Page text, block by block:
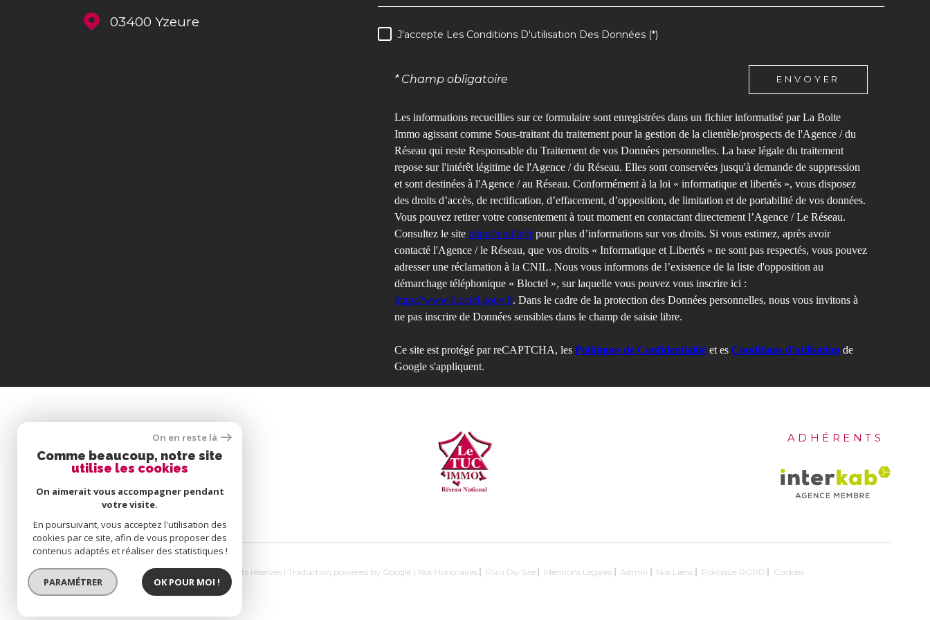
03400 Yzeure
RÈGLEMENTATION
J'accepte Les Conditions D'utilisation Des Données (*)
* Champ obligatoire ENVOYER
Les informations recueillies sur ce formulaire sont enregistrées dans un fichier informatisé par La Boite
Immo agissant comme Sous-traitant du traitement pour la gestion de la clientèle/prospects de l'Agence / du
Réseau qui reste Responsable du Traitement de vos Données personnelles. La base légale du traitement
repose sur l'intérêt légitime de l'Agence / du Réseau. Elles sont conservées jusqu'à demande de suppression
et sont destinées à l'Agence / au Réseau. Conformément à la loi « informatique et libertés », vous disposez
des droits d’accès, de rectification, d’effacement, d’opposition, de limitation et de portabilité de vos données.
Vous pouvez retirer votre consentement à tout moment en contactant directement l’Agence / Le Réseau.
Consultez le site https://cnil.fr/frpour plus d’informations sur vos droits. Si vous estimez, après avoir
contacté l'Agence / le Réseau, que vos droits « Informatique et Libertés » ne sont pas respectés, vous pouvez
adresser une réclamation à la CNIL. Nous vous informons de l’existence de la liste d'opposition au
démarchage téléphonique « Bloctel », sur laquelle vous pouvez vous inscrire ici :
https://www.bloctel.gouv.fr. Dans le cadre de la protection des Données personnelles, nous vous invitons à
ne pas inscrire de Données sensibles dans le champ de saisie libre.
Ce site est protégé par reCAPTCHA, les Politiques de Confidentialité et es Conditions d'utilisation de
Google s'appliquent.
SE CONNECTER
ESPACE PROPRIÉTAIRE
ADHÉRENTS
© 2026 | Tous droits réservés | Traduction powered by Google | Nos Honoraires Plan Du Site Mentions Légales Admin Nos Liens Politique RGPD Cookies
On en reste là
Comme beaucoup, notre site
utilise les cookies
On aimerait vous accompagner pendant
votre visite.
En poursuivant, vous acceptez l'utilisation des
cookies par ce site, afin de vous proposer des
contenus adaptés et réaliser des statistiques !
PARAMÉTRER OK POUR MOI !